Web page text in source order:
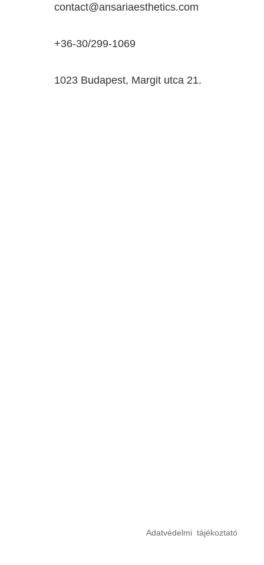
contact@ansariaesthetics.com
+36-30/299-1069
1023 Budapest, Margit utca 21.
Adatvédelmi tájékoztató